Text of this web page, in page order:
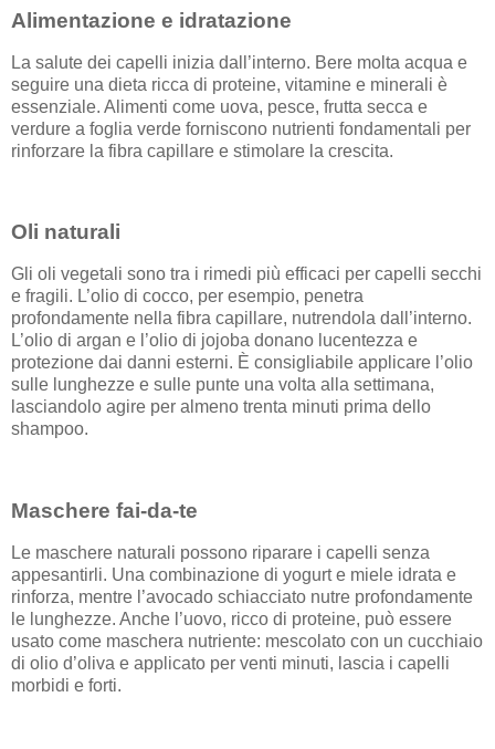
Alimentazione e idratazione
La salute dei capelli inizia dall’interno. Bere molta acqua e
seguire una dieta ricca di proteine, vitamine e minerali è
essenziale. Alimenti come uova, pesce, frutta secca e
verdure a foglia verde forniscono nutrienti fondamentali per
rinforzare la fibra capillare e stimolare la crescita.
Oli naturali
Gli oli vegetali sono tra i rimedi più efficaci per capelli secchi
e fragili. L’olio di cocco, per esempio, penetra
profondamente nella fibra capillare, nutrendola dall’interno.
L’olio di argan e l’olio di jojoba donano lucentezza e
protezione dai danni esterni. È consigliabile applicare l’olio
sulle lunghezze e sulle punte una volta alla settimana,
lasciandolo agire per almeno trenta minuti prima dello
shampoo.
Maschere fai-da-te
Le maschere naturali possono riparare i capelli senza
appesantirli. Una combinazione di yogurt e miele idrata e
rinforza, mentre l’avocado schiacciato nutre profondamente
le lunghezze. Anche l’uovo, ricco di proteine, può essere
usato come maschera nutriente: mescolato con un cucchiaio
di olio d’oliva e applicato per venti minuti, lascia i capelli
morbidi e forti.